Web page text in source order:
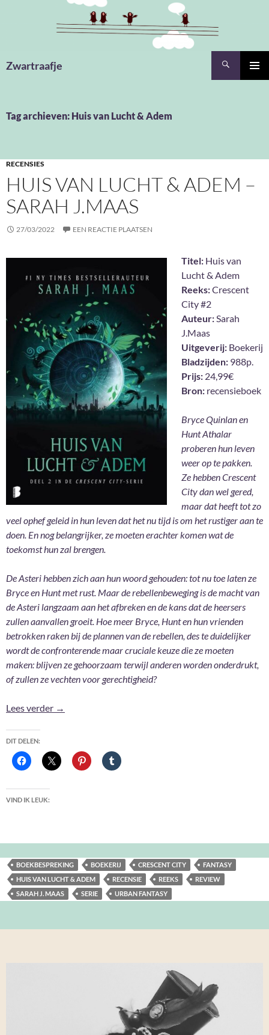
Zwartraafje
Tag archieven: Huis van Lucht & Adem
RECENSIES
HUIS VAN LUCHT & ADEM –
SARAH J.MAAS
27/03/2022 EEN REACTIE PLAATSEN
Titel: Huis van
Lucht & Adem
Reeks:Crescent
City #2
Auteur:Sarah
J.Maas
Uitgeverij: Boekerij
Bladzijden: 988p.
Prijs: 24,99€
Bron: recensieboek
Bryce Quinlan en
Hunt Athalar
proberen hun leven
weer op te pakken.
Ze hebben Crescent
City dan wel gered,
maar dat heeft tot zo
veel ophef geleid in hun leven dat het nu tijd is om het rustiger aan te
doen. En nog belangrijker, ze moeten erachter komen wat de
toekomst hun zal brengen.
De Asteri hebben zich aan hun woord gehouden: tot nu toe laten ze
Bryce en Hunt met rust. Maar de rebellenbeweging is de macht van
de Asteri langzaam aan het afbreken en de kans dat de heersers
zullen aanvallen groeit. Hoe meer Bryce, Hunt en hun vrienden
betrokken raken bij de plannen van de rebellen, des te duidelijker
wordt de confronterende maar cruciale keuze die ze moeten
maken: blijven ze gehoorzaam terwijl anderen worden onderdrukt,
of zullen ze vechten voor gerechtigheid?
Lees verder Huis van Lucht & Adem – Sarah J.Maas
→
DIT DELEN:
VIND IK LEUK:
BOEKBESPREKING BOEKERIJ CRESCENT CITY
FANTASY
HUIS VAN LUCHT & ADEM
RECENSIE REEKS
REVIEW
SARAH J. MAAS
SERIE URBAN FANTASY